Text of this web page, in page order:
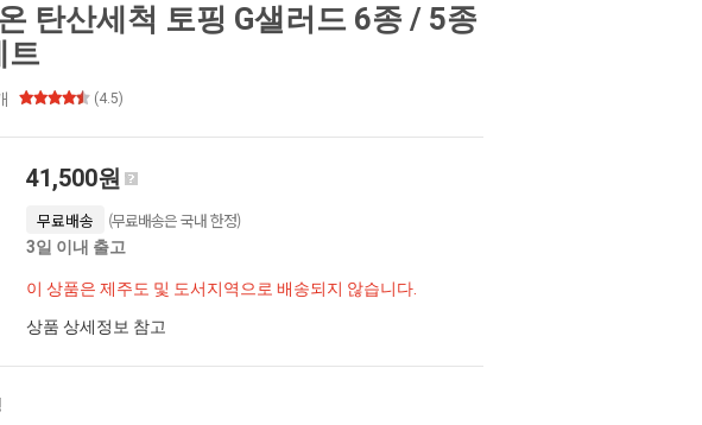
탄산세척 토핑 G샐러드 6종 / 5종
트
(4.5)
41,500원
무료배송 (무료배송은 국내 한정)
3일 이내 출고
이 상품은 제주도 및 도서지역으로 배송되지 않습니다.
상품 상세정보 참고